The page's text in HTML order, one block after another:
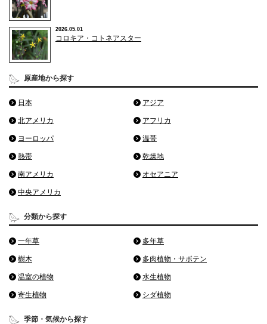
2026.05.01
コロキア・コトネアスター
原産地から探す
日本 アジア
北アメリカ アフリカ
ヨーロッパ 温帯
熱帯 乾燥地
南アメリカ オセアニア
中央アメリカ
分類から探す
一年草 多年草
樹木 多肉植物・サボテン
温室の植物 水生植物
寄生植物 シダ植物
季節・気候から探す